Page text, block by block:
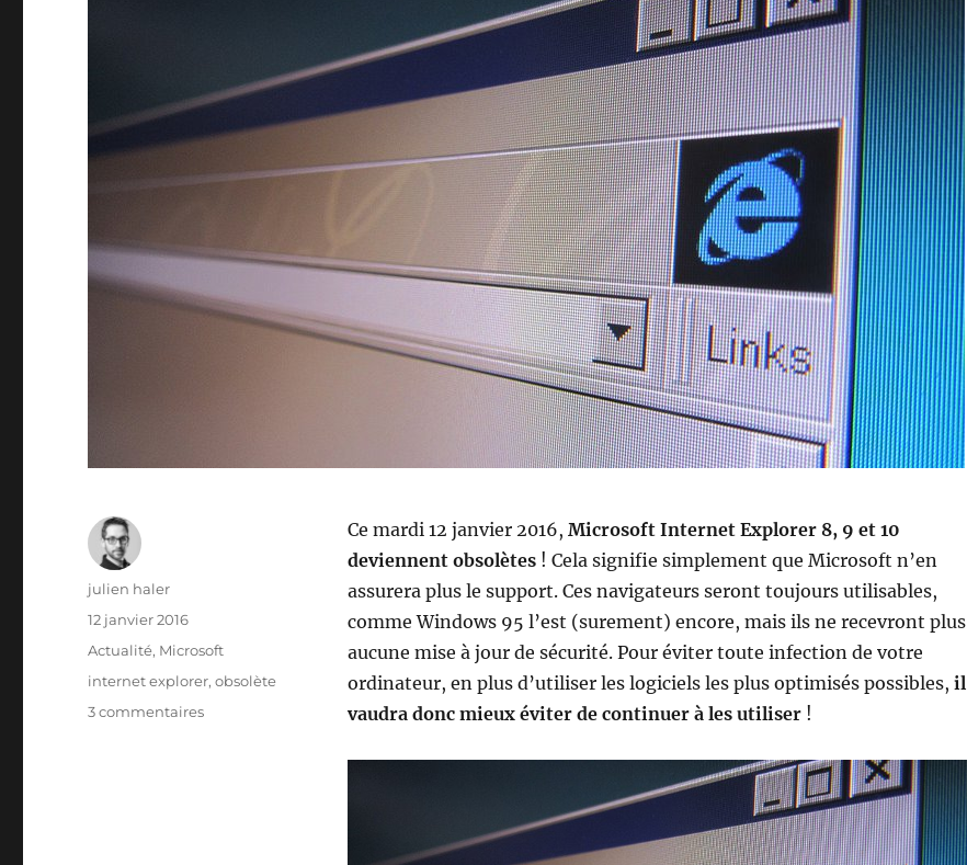
Ce mardi 12 janvier 2016, Microsoft Internet Explorer 8, 9 et 10
deviennent obsolètes! Cela signifie simplement que Microsoft n’en
assurera plus le support. Ces navigateurs seront toujours utilisables,
comme Windows 95 l’est (surement) encore, mais ils ne recevront plus
aucune mise à jour de sécurité. Pour éviter toute infection de votre
ordinateur, en plus d’utiliser les logiciels les plus optimisés possibles, il
vaudra donc mieux éviter de continuer à les utiliser!
Auteur
julien haler
Publié
12 janvier 2016
Catégories
Actualité, Microsoft
Étiquettes
internet explorer,obsolète
3 commentairessur